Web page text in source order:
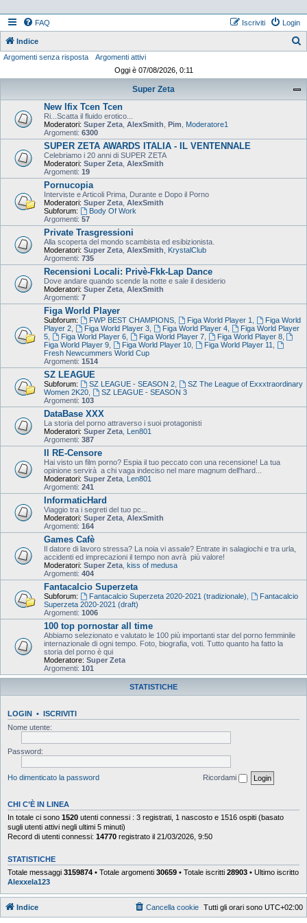
FAQ Login
Iscriviti
Indice
Argomenti senza risposta
Argomenti attivi
Oggi è 07/08/2026, 0:11
Super Zeta
New Ifix Tcen Tcen
Ri...Scatta il fluido erotico...
Moderatori: Super Zeta AlexSmith Pim
Moderatore1
Argomenti: 6300
SUPER ZETA AWARDS ITALIA - IL VENTENNALE
Celebriamo i 20 anni di SUPER ZETA
Moderatori: Super Zeta AlexSmith
Argomenti: 19
Pornucopia
Interviste e Articoli Prima, Durante e Dopo il Porno
Moderatori: Super Zeta AlexSmith
Subforum:
Body Of Work
Argomenti: 57
Private Trasgressioni
Alla scoperta del mondo scambista ed esibizionista.
Moderatori: Super Zeta AlexSmith
KrystalClub
Argomenti: 735
Recensioni Locali: Privè-Fkk-Lap Dance
Dove andare quando scende la notte e sale il desiderio
Moderatori: Super Zeta AlexSmith
Argomenti: 7
Figa World Player
Subforum: FWP BEST CHAMPIONS, Figa World Player 1
Figa World
Player 2
Figa World Player 3, Figa World Player 4,
Figa World Player
5
Figa World Player 6, Figa World Player 7, Figa World Player 8,
Figa World Player 9
Figa World Player 10, Figa World Player 11
Fresh Newcummers World Cup
Argomenti: 1514
SZ LEAGUE
Subforum: SZ LEAGUE - SEASON 2,
SZ The League of Exxxtraordinary
Women 2K20
SZ LEAGUE - SEASON 3
Argomenti: 103
DataBase XXX
La storia del porno attraverso i suoi protagonisti
Moderatori: Super Zeta Len801
Argomenti: 387
Il RE-Censore
Hai visto un film porno? Espia il tuo peccato con una recensione! La tua
opinione servirà a chi vaga indeciso nel mare magnum dell'hard...
Moderatori: Super Zeta Len801
Argomenti: 241
InformaticHard
Viaggio tra i segreti del tuo pc...
Moderatori: Super Zeta AlexSmith
Argomenti: 164
Games Cafè
Il datore di lavoro stressa? La noia vi assale? Entrate in salagiochi e tra urla,
accidenti ed imprecazioni il tempo non avrà più valore!
Moderatori: Super Zeta kiss of medusa
Argomenti: 404
Fantacalcio Superzeta
Subforum: Fantacalcio Superzeta 2020-2021 (tradizionale)
Fantacalcio
Superzeta 2020-2021 (draft)
Argomenti: 1006
100 top pornostar all time
Abbiamo selezionato e valutato le 100 più importanti star del porno femminile
internazionale di ogni tempo. Foto, biografia, voti. Tutto quanto ha fatto la
storia del porno è qui
Moderatore: Super Zeta
Argomenti: 101
STATISTICHE
LOGIN • ISCRIVITI
Nome utente:
Password:
Ho dimenticato la password Ricordami
CHI C’È IN LINEA
In totale ci sono 1520 utenti connessi : 3 registrati, 1 nascosto e 1516 ospiti (basato
sugli utenti attivi negli ultimi 5 minuti)
Record di utenti connessi: 14770 registrato il 21/03/2026, 9:50
STATISTICHE
Totale messaggi 3159874 • Totale argomenti 30659 • Totale iscritti 28903 • Ultimo iscritto
Alexxela123
Indice Tutti gli orari sono UTC+02:00
Cancella cookie